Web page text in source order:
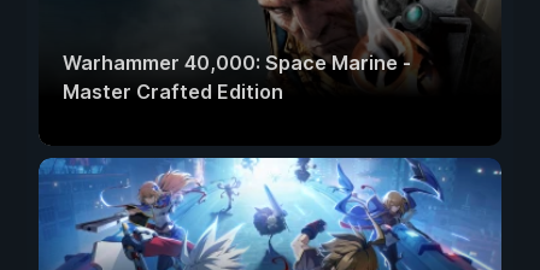
Warhammer 40,000: Space Marine -
Master Crafted Edition